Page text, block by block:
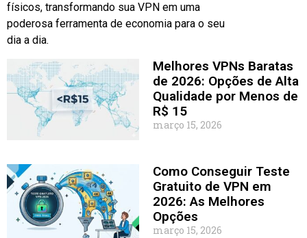
físicos, transformando sua VPN em uma
poderosa ferramenta de economia para o seu
dia a dia.
Melhores VPNs Baratas
de 2026: Opções de Alta
Qualidade por Menos de
R$ 15
março 15, 2026
Como Conseguir Teste
Gratuito de VPN em
2026: As Melhores
Opções
março 15, 2026